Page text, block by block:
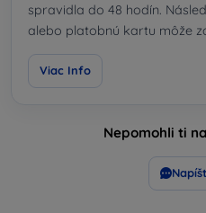
spravidla do 48 hodín.
alebo platobnú kartu môže
alebo poskytovateľa platby.
Viac Info
Nepomohli ti